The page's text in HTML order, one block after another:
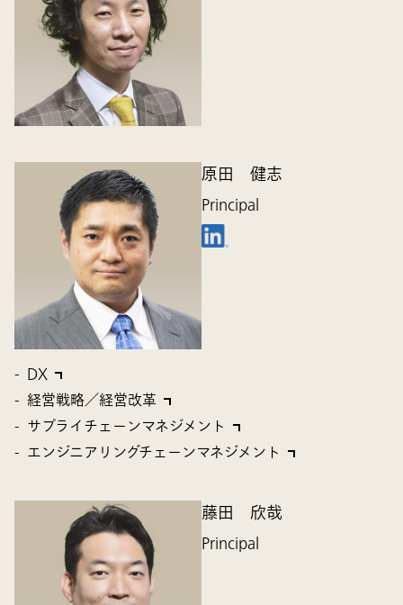
原田 健志
Principal
DX
経営戦略／経営改革
サプライチェーンマネジメント
エンジニアリングチェーンマネジメント
藤田 欣哉
Principal